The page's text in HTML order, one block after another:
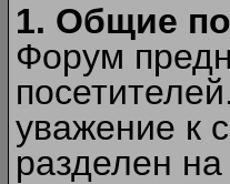
1. Общие
Форум
уважение к
разделен